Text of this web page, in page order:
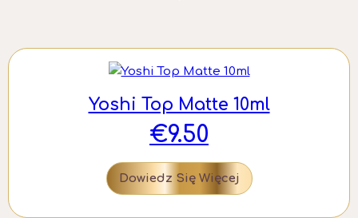
Yoshi Top Matte 10ml
€9.50
Dowiedz Się Więcej